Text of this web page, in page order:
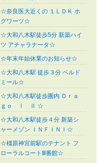
☆奈良医大近くの １ＬＤＫ ホ
グワーツ☆
☆大和八木駅徒歩5分 新築ハイ
ツ アチャラナータ☆
☆年末年始休業のお知らせ☆
☆大和八木駅 徒歩３分 ベルド
ミール☆
☆大和八木駅徒歩圏内 Ｄｒａ
ｇｏ Ⅰ Ⅱ ☆
☆大和八木駅徒歩４分 新築シ
ャーメゾン ＩＮＦＩＮＩ☆
☆橿原神宮前駅のテナント フ
ローラルコートⅢ番館☆